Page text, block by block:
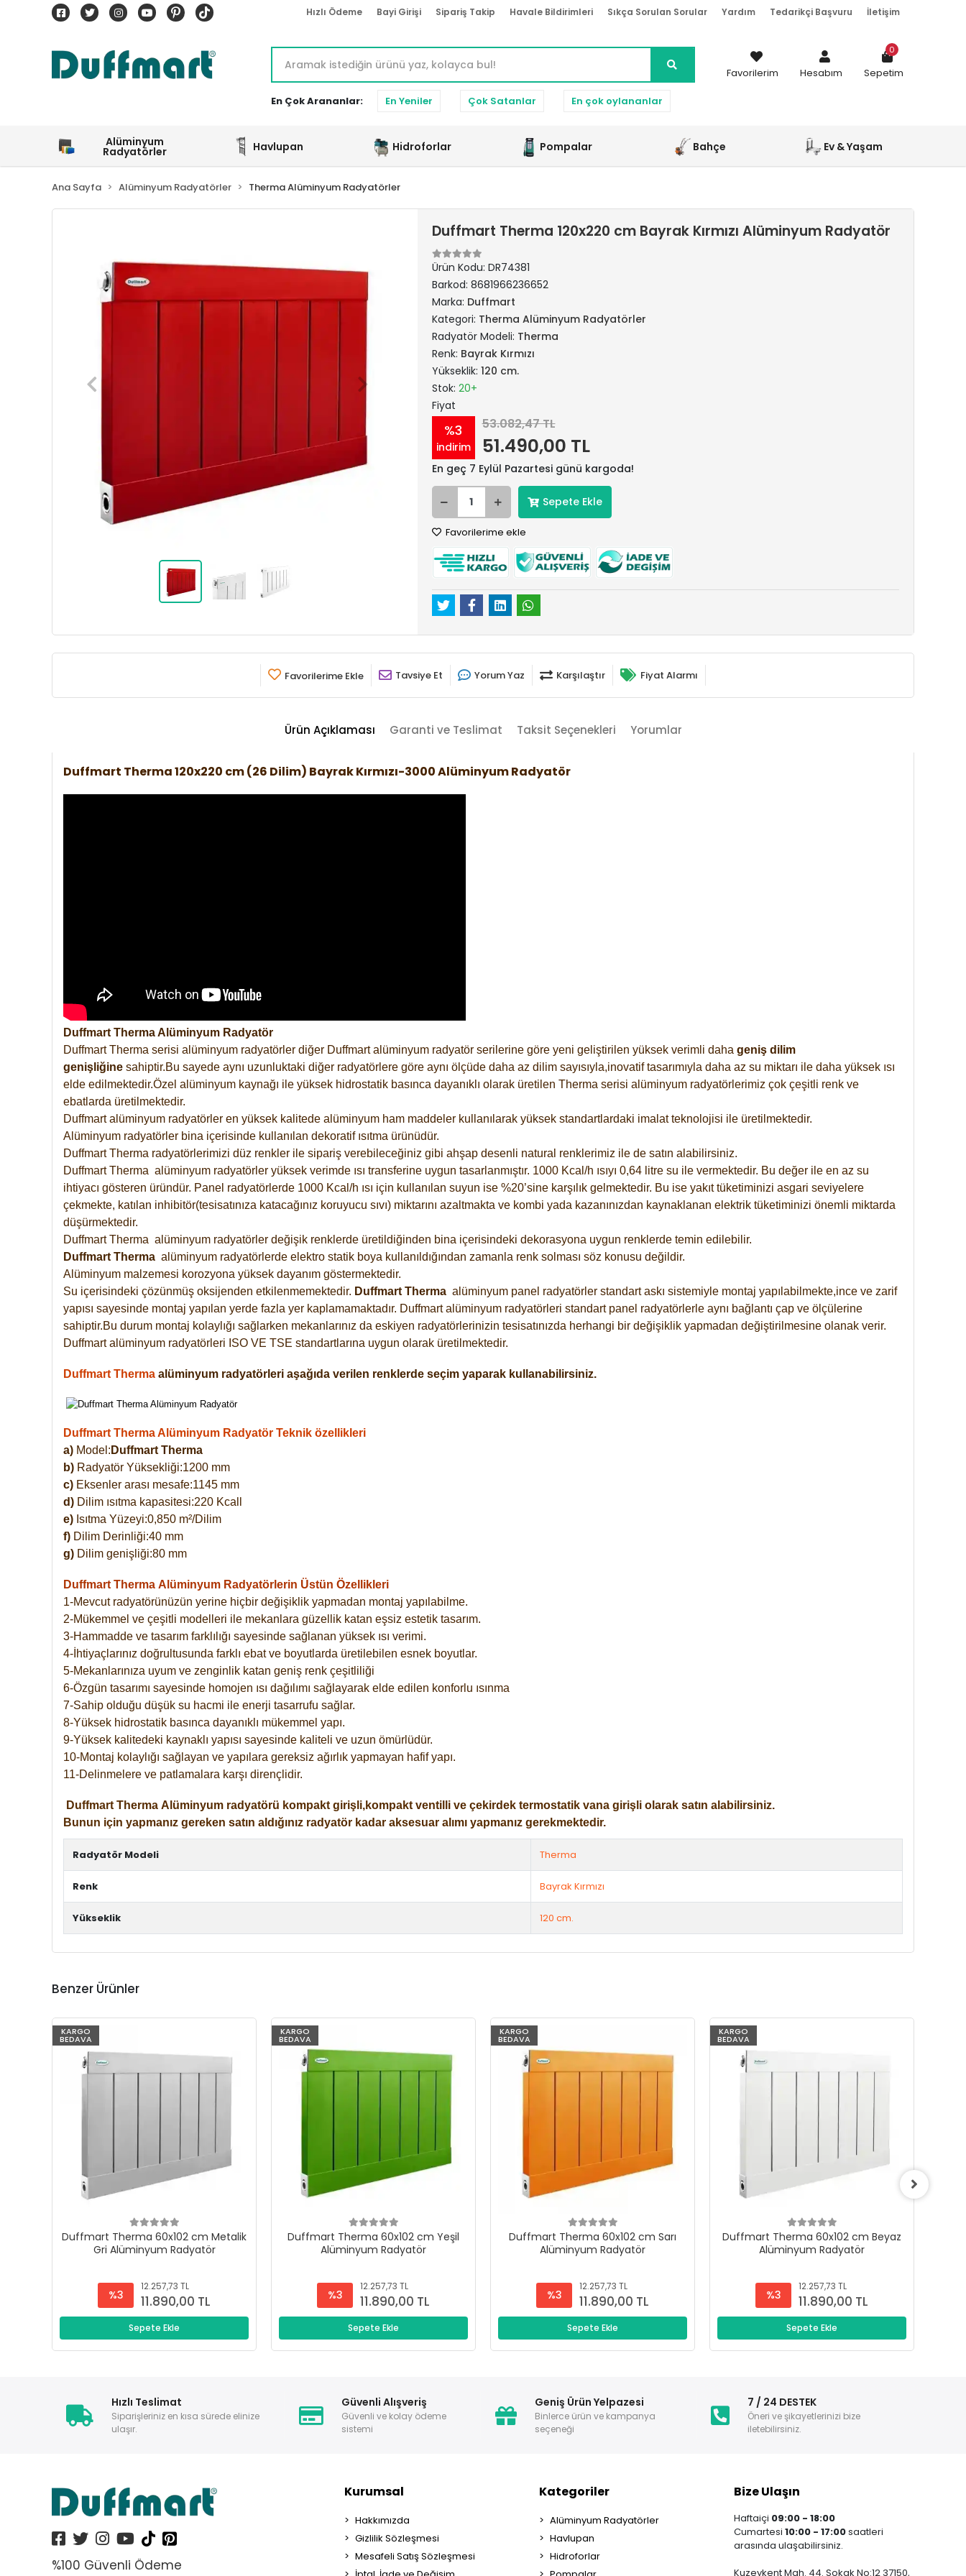
Hızlı Ödeme Bayi Girişi Sipariş Takip Havale Bildirimleri Sıkça Sorulan Sorular Yardım Tedarikçi Başvuru İletişim
En Çok Arananlar: En Yeniler Çok Satanlar En çok oylananlar
Favorilerim Hesabım Sepetim
0
Alüminyum
Radyatörler Havlupan Hidroforlar Pompalar Bahçe Ev & Yaşam
Ana Sayfa Alüminyum Radyatörler Therma Alüminyum Radyatörler
Duffmart Therma 120x220 cm Bayrak Kırmızı Alüminyum Radyatör
Ürün Kodu: DR74381
Barkod: 8681966236652
Marka: Duffmart
Kategori: Therma Alüminyum Radyatörler
Radyatör Modeli: Therma
Renk: Bayrak Kırmızı
Yükseklik: 120 cm.
Stok: 20+
Fiyat
%3
indirim
53.082,47 TL
51.490,00 TL
En geç 7 Eylül Pazartesi günü kargoda!
Sepete Ekle
Favorilerime ekle
Favorilerime Ekle Tavsiye Et Yorum Yaz Karşılaştır Fiyat Alarmı
Ürün Açıklaması Garanti ve Teslimat Taksit Seçenekleri Yorumlar
Duffmart Therma 120x220 cm (26 Dilim) Bayrak Kırmızı-3000 Alüminyum Radyatör
Duffmart Therma Alüminyum Radyatör
Duffmart Therma serisi alüminyum radyatörler diğer Duffmart alüminyum radyatör serilerine göre yeni geliştirilen yüksek verimli daha geniş dilim
genişliğine sahiptir.Bu sayede aynı uzunluktaki diğer radyatörlere göre aynı ölçüde daha az dilim sayısıyla,inovatif tasarımıyla daha az su miktarı ile daha yüksek ısı
elde edilmektedir.Özel alüminyum kaynağı ile yüksek hidrostatik basınca dayanıklı olarak üretilen Therma serisi alüminyum radyatörlerimiz çok çeşitli renk ve
ebatlarda üretilmektedir.
Duffmart alüminyum radyatörler en yüksek kalitede alüminyum ham maddeler kullanılarak yüksek standartlardaki imalat teknolojisi ile üretilmektedir.
Alüminyum radyatörler bina içerisinde kullanılan dekoratif ısıtma ürünüdür.
Duffmart Therma radyatörlerimizi düz renkler ile sipariş verebileceğiniz gibi ahşap desenli natural renklerimiz ile de satın alabilirsiniz.
Duffmart Therma alüminyum radyatörler yüksek verimde ısı transferine uygun tasarlanmıştır. 1000 Kcal/h ısıyı 0,64 litre su ile vermektedir. Bu değer ile en az su
ihtiyacı gösteren üründür. Panel radyatörlerde 1000 Kcal/h ısı için kullanılan suyun ise %20’sine karşılık gelmektedir. Bu ise yakıt tüketiminizi asgari seviyelere
çekmekte, katılan inhibitör(tesisatınıza katacağınız koruyucu sıvı) miktarını azaltmakta ve kombi yada kazanınızdan kaynaklanan elektrik tüketiminizi önemli miktarda
düşürmektedir.
Duffmart Therma alüminyum radyatörler değişik renklerde üretildiğinden bina içerisindeki dekorasyona uygun renklerde temin edilebilir.
Duffmart Therma alüminyum radyatörlerde elektro statik boya kullanıldığından zamanla renk solması söz konusu değildir.
Alüminyum malzemesi korozyona yüksek dayanım göstermektedir.
Su içerisindeki çözünmüş oksijenden etkilenmemektedir. Duffmart Therma alüminyum panel radyatörler standart askı sistemiyle montaj yapılabilmekte,ince ve zarif
yapısı sayesinde montaj yapılan yerde fazla yer kaplamamaktadır. Duffmart alüminyum radyatörleri standart panel radyatörlerle aynı bağlantı çap ve ölçülerine
sahiptir.Bu durum montaj kolaylığı sağlarken mekanlarınız da eskiyen radyatörlerinizin tesisatınızda herhangi bir değişiklik yapmadan değiştirilmesine olanak verir.
Duffmart alüminyum radyatörleri ISO VE TSE standartlarına uygun olarak üretilmektedir.
Duffmart Therma alüminyum radyatörleri aşağıda verilen renklerde seçim yaparak kullanabilirsiniz.
Duffmart Therma Alüminyum Radyatör Teknik özellikleri
a) Model: Duffmart Therma
b) Radyatör Yüksekliği:1200 mm
c) Eksenler arası mesafe:1145 mm
d) Dilim ısıtma kapasitesi:220 Kcall
e) Isıtma Yüzeyi:0,850 m²/Dilim
f) Dilim Derinliği:40 mm
g) Dilim genişliği:80 mm
Duffmart Therma Alüminyum Radyatörlerin Üstün Özellikleri
1-Mevcut radyatörünüzün yerine hiçbir değişiklik yapmadan montaj yapılabilme.
2-Mükemmel ve çeşitli modelleri ile mekanlara güzellik katan eşsiz estetik tasarım.
3-Hammadde ve tasarım farklılığı sayesinde sağlanan yüksek ısı verimi.
4-İhtiyaçlarınız doğrultusunda farklı ebat ve boyutlarda üretilebilen esnek boyutlar.
5-Mekanlarınıza uyum ve zenginlik katan geniş renk çeşitliliği
6-Özgün tasarımı sayesinde homojen ısı dağılımı sağlayarak elde edilen konforlu ısınma
7-Sahip olduğu düşük su hacmi ile enerji tasarrufu sağlar.
8-Yüksek hidrostatik basınca dayanıklı mükemmel yapı.
9-Yüksek kalitedeki kaynaklı yapısı sayesinde kaliteli ve uzun ömürlüdür.
10-Montaj kolaylığı sağlayan ve yapılara gereksiz ağırlık yapmayan hafif yapı.
11-Delinmelere ve patlamalara karşı dirençlidir.
Duffmart Therma Alüminyum radyatörü kompakt girişli,kompakt ventilli ve çekirdek termostatik vana girişli olarak satın alabilirsiniz.
Bunun için yapmanız gereken satın aldığınız radyatör kadar aksesuar alımı yapmanız gerekmektedir.
Radyatör Modeli Therma
Renk Bayrak Kırmızı
Yükseklik 120 cm.
Benzer Ürünler
KARGO
BEDAVA
Duffmart Therma 60x102 cm Metalik
Gri Alüminyum Radyatör
%3
12.257,73 TL
11.890,00 TL
Sepete Ekle
KARGO
BEDAVA
Duffmart Therma 60x102 cm Yeşil
Alüminyum Radyatör
%3
12.257,73 TL
11.890,00 TL
Sepete Ekle
KARGO
BEDAVA
Duffmart Therma 60x102 cm Sarı
Alüminyum Radyatör
%3
12.257,73 TL
11.890,00 TL
Sepete Ekle
KARGO
BEDAVA
Duffmart Therma 60x102 cm Beyaz
Alüminyum Radyatör
%3
12.257,73 TL
11.890,00 TL
Sepete Ekle
Hızlı Teslimat
Siparişleriniz en kısa sürede elinize
ulaşır.
Güvenli Alışveriş
Güvenli ve kolay ödeme
sistemi
Geniş Ürün Yelpazesi
Binlerce ürün ve kampanya
seçeneği
7 / 24 DESTEK
Öneri ve şikayetlerinizi bize
iletebilirsiniz.
%100 Güvenli Ödeme
Kurumsal
Hakkımızda
Gizlilik Sözleşmesi
Mesafeli Satış Sözleşmesi
Kategoriler
Alüminyum Radyatörler
Havlupan
Hidroforlar
Bize Ulaşın
Haftaiçi 09:00 - 18:00
Cumartesi 10:00 - 17:00saatleri
arasında ulaşabilirsiniz.
Kuzeykent Mah. 44. Sokak No:12 37150,